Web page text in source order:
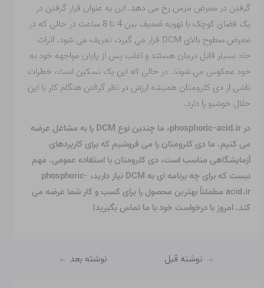
گرفتن در معرض مزمن رخ می دهد. این به عنوان قرار گرفتن در
یک فضای کوچک با تهویه ضعیف بین 4 تا 8 ساعت در حالی که در
معرض سطوح بالای DCM قرار می گیرد، تعریف می شود. اثرات
حاد بسیار قابل درمان هستند و اغلب پس از پایان مواجهه خود به
خود معکوس می شوند. در حالی که این یک تسکین است، خطرات
ناشی از دی کلرومتان همیشه ارزش در نظر گرفتن هنگام کار با این
حلال خوشبو را دارد.
در phosphoric-acid.ir، ما چندین نوع DCM را به مشاغل عرضه
می کنیم. ما دی کلرومتان را می فروشیم که برای کاربردهای
آزمایشگاهی مناسب است، دی کلرومتان با استفاده عمومی. مهم
نیست که برای چه برنامه ای به DCM نیاز دارید، phosphoric-
acid.ir مطمئناً بهترین محصول را برای کسب و کار شما عرضه می
کند. امروز با درخواست خود با ما تماس بگیرید!
→ نوشته قبل نوشته بعد ←